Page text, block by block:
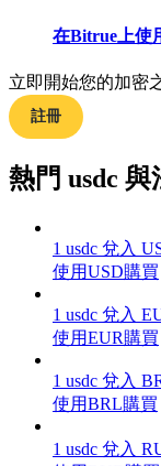
學習如何保
理財
在Bitrue上使
立即開始您的加密
註冊
熱門 usdc
1 usdc 兌入
使用USD購買
1 usdc 兌入
使用EUR購買
1 usdc 兌入
使用BRL購買
1 usdc 兌入